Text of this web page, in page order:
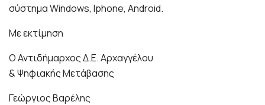
σύστημα Windows, Iphone, Android.
Με εκτίμηση
Ο Αντιδήμαρχος Δ.Ε. Αρχαγγέλου
& Ψηφιακής Μετάβασης
Γεώργιος Βαρέλης